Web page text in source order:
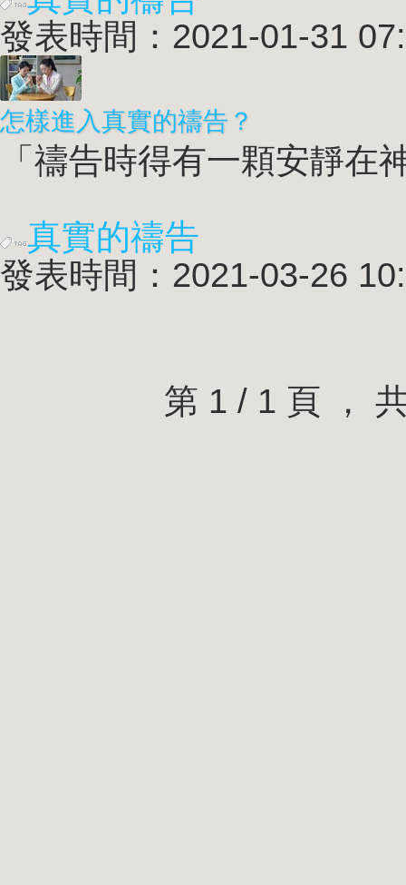
發表時間：2021-01-31
怎樣進入真實的禱告 ？
「禱告時得有一顆安靜在
真實的禱告
發表時間：2021-03-26
第 1 / 1 頁